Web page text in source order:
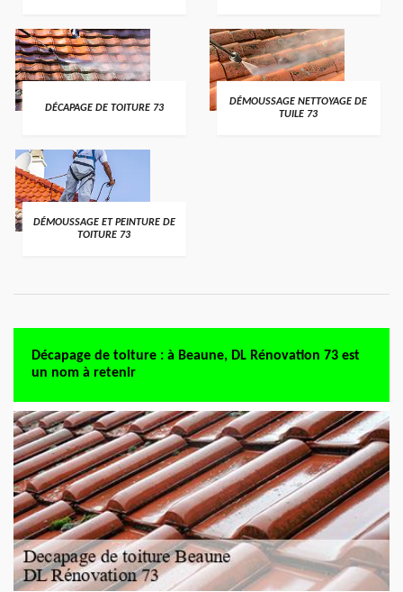
DÉCAPAGE DE TOITURE 73
DÉMOUSSAGE NETTOYAGE DE
TUILE 73
DÉMOUSSAGE ET PEINTURE DE
TOITURE 73
Décapage de toiture : à Beaune, DL Rénovation 73 est
un nom à retenir